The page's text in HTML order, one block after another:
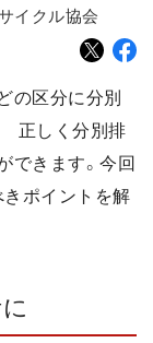
イクル協会
の区分に分別
正しく分別排
できます。今回
ポイントを解